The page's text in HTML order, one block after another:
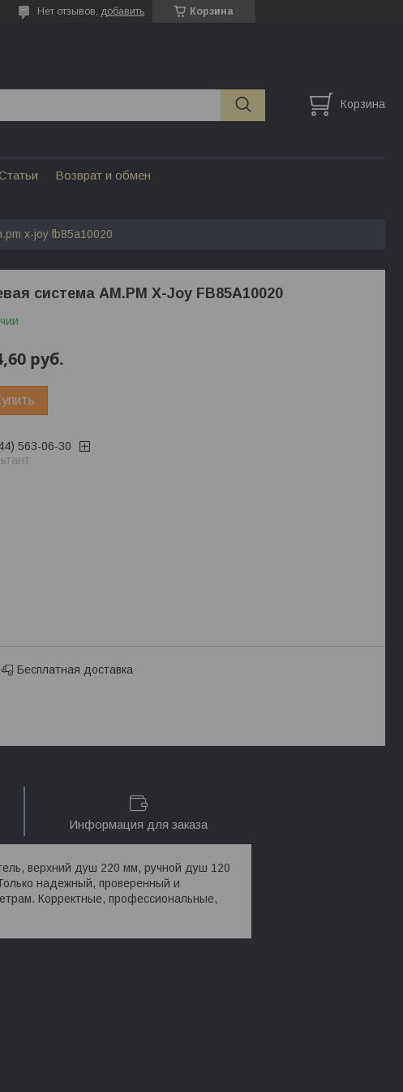
Корзина
Нет отзывов, добавить
Корзина
Возврат и обмен
x-joy fb85a10020
система AM.PM X-Joy FB85A10020
руб.
563-06-30
Бесплатная доставка
Информация для заказа
верхний душ 220 мм, ручной душ 120
надежный, проверенный и
Корректные, профессиональные,